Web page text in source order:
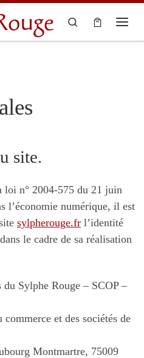
Search
site.
loi n° 2004-575 du 21 juin
l’économie numérique, il est
sylpherouge.fr l’identité
le cadre de sa réalisation
du Sylphe Rouge – SCOP –
et des sociétés de
Montmartre, 75009